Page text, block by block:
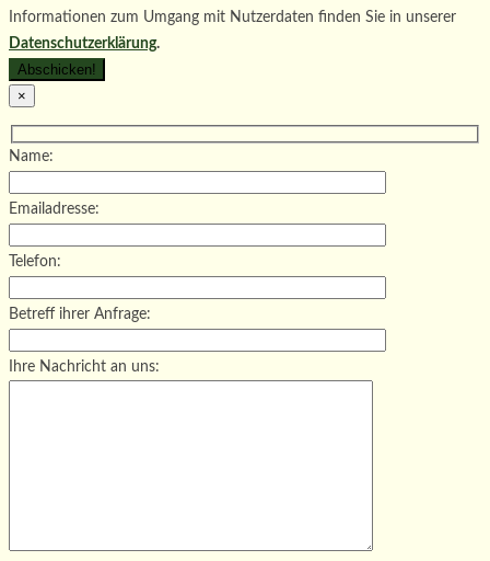
Informationen zum Umgang mit Nutzerdaten finden Sie in unserer
Datenschutzerklärung.
×
Name:
Emailadresse:
Telefon:
Betreff ihrer Anfrage:
Ihre Nachricht an uns: